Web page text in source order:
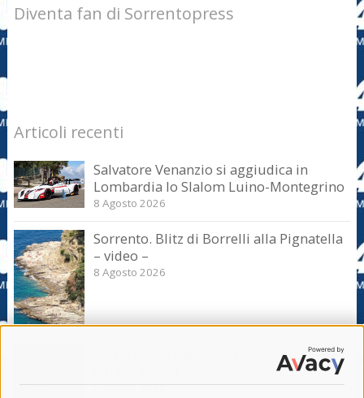
Diventa fan di Sorrentopress
Articoli recenti
Salvatore Venanzio si aggiudica in
Lombardia lo Slalom Luino-Montegrino
8 Agosto 2026
Sorrento. Blitz di Borrelli alla Pignatella
– video –
8 Agosto 2026
Sorrento. Le denunce: Bivacchi e rifiuti
8 Agosto 2026